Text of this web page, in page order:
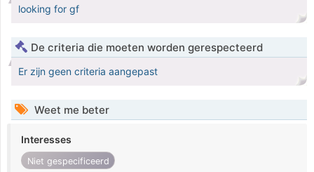
looking for gf
De criteria die moeten worden gerespecteerd
Er zijn geen criteria aangepast
Weet me beter
Interesses
Niet gespecificeerd